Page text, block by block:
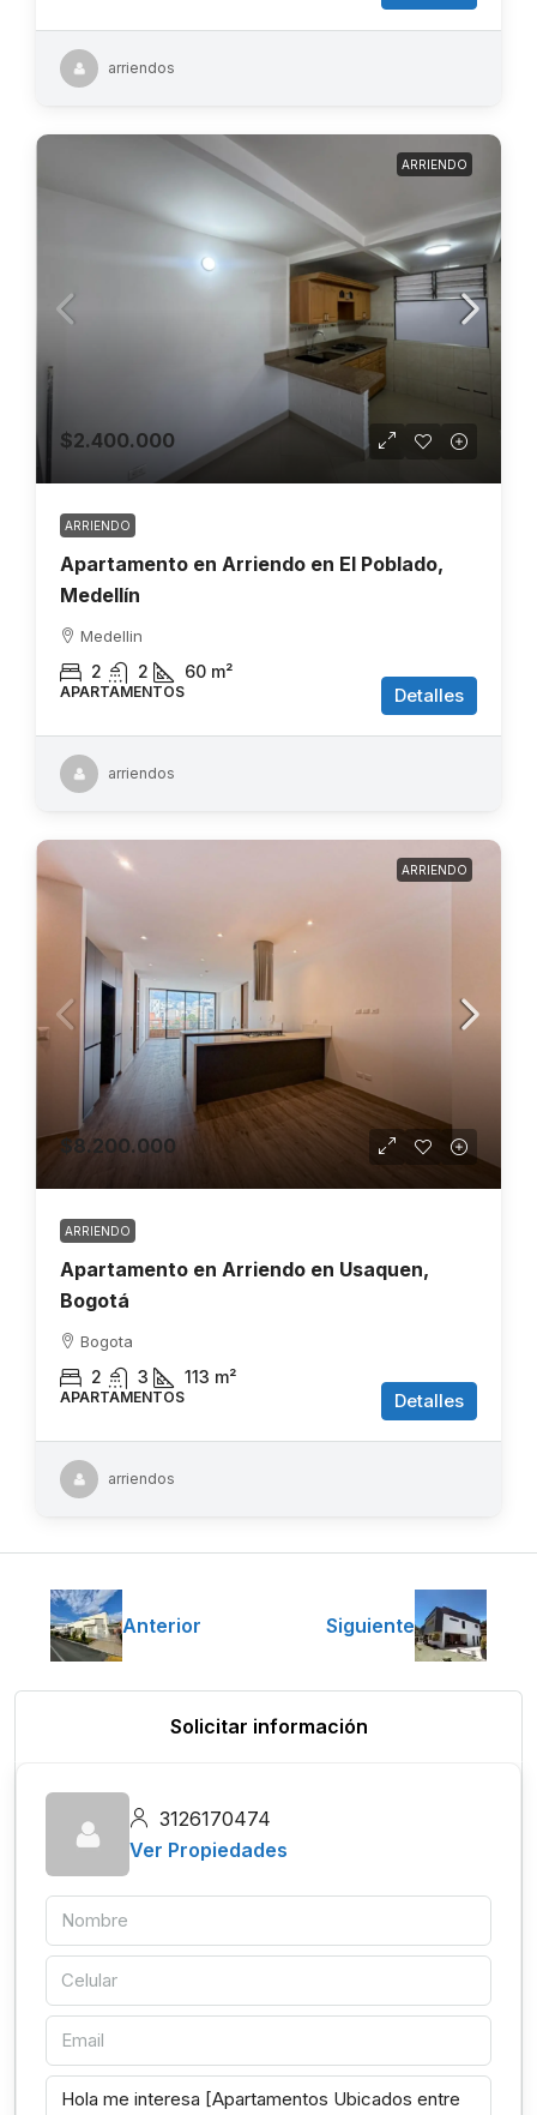
arriendos
ARRIENDO
$2.400.000
ARRIENDO
Apartamento en Arriendo en El Poblado,
Medellín
Medellin
2 2 60 m²
APARTAMENTOS Detalles
arriendos
ARRIENDO
$8.200.000
ARRIENDO
Apartamento en Arriendo en Usaquen,
Bogotá
Bogota
2 3 113 m²
APARTAMENTOS Detalles
arriendos
Anterior Siguiente
Solicitar información
3126170474
Ver Propiedades